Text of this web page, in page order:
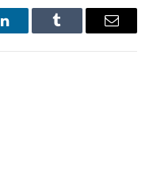
LinkedInTumblr Email